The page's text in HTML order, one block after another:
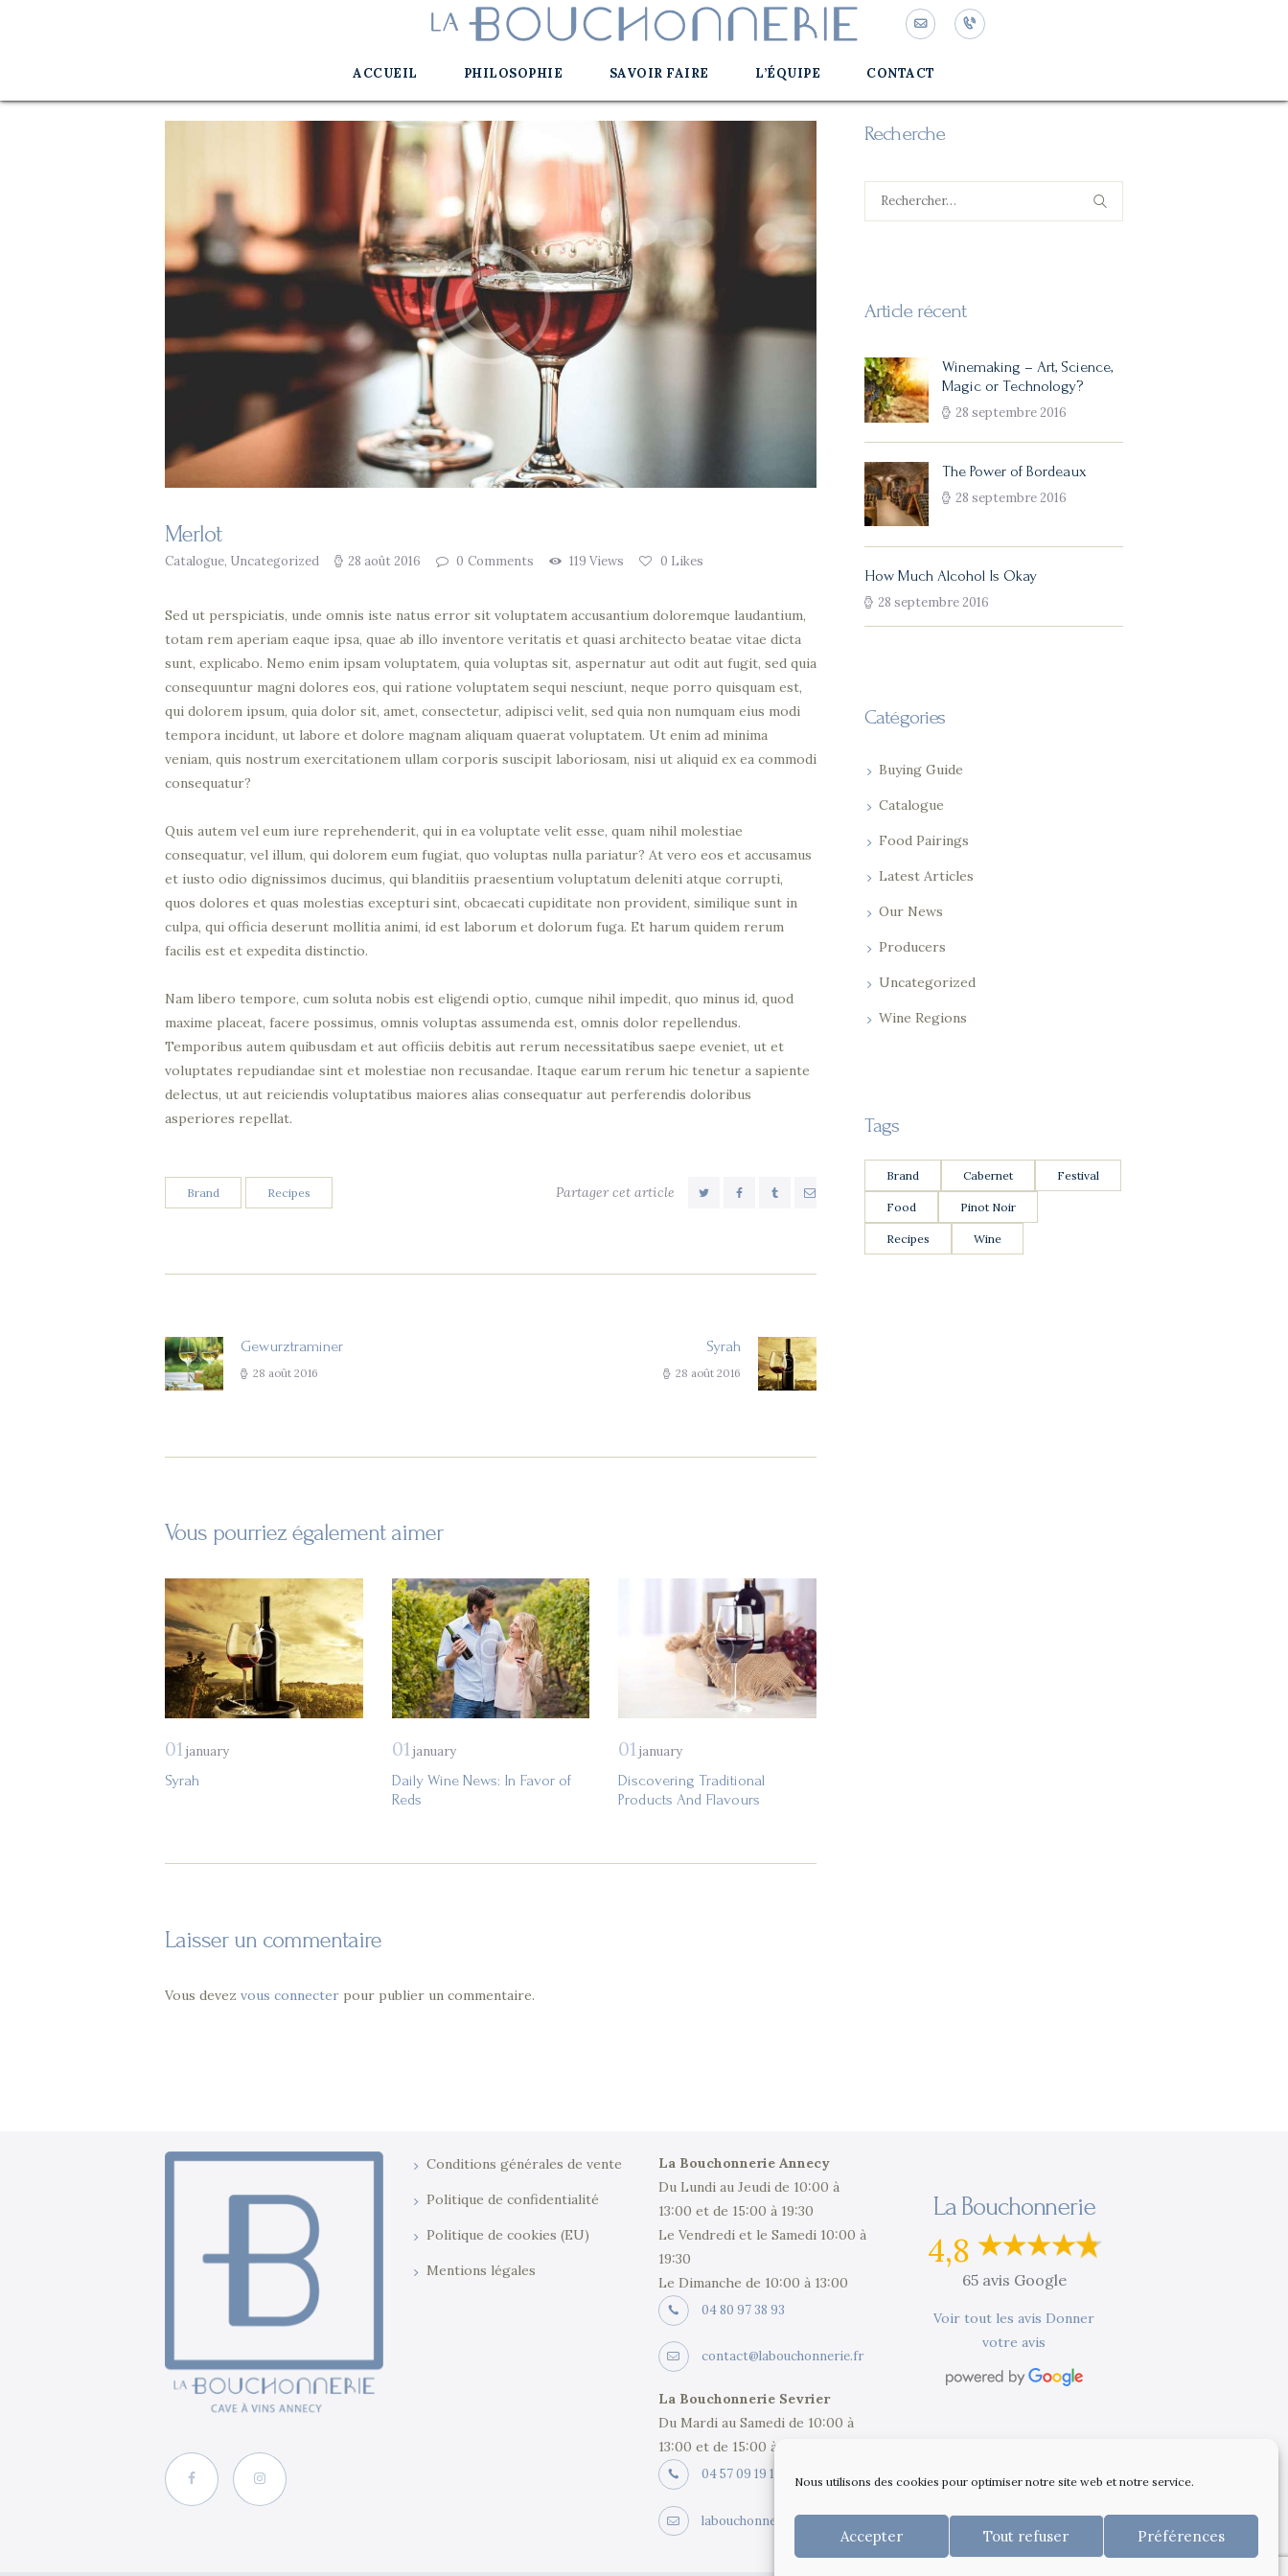
Nous utilisons des cookies pour optimiser notre site web et notre service.
Accepter Tout refuser Préférences
ACCUEIL PHILOSOPHIE SAVOIR FAIRE L’ÉQUIPE CONTACT
Savoir Faire
Merlot
Catalogue, Uncategorized 28 août 2016 0 Comments 119 Views 0 Likes
Sed ut perspiciatis, unde omnis iste natus error sit voluptatem accusantium doloremque laudantium,
totam rem aperiam eaque ipsa, quae ab illo inventore veritatis et quasi architecto beatae vitae dicta
sunt, explicabo. Nemo enim ipsam voluptatem, quia voluptas sit, aspernatur aut odit aut fugit, sed quia
consequuntur magni dolores eos, qui ratione voluptatem sequi nesciunt, neque porro quisquam est,
qui dolorem ipsum, quia dolor sit, amet, consectetur, adipisci velit, sed quia non numquam eius modi
tempora incidunt, ut labore et dolore magnam aliquam quaerat voluptatem. Ut enim ad minima
veniam, quis nostrum exercitationem ullam corporis suscipit laboriosam, nisi ut aliquid ex ea commodi
consequatur?
Quis autem vel eum iure reprehenderit, qui in ea voluptate velit esse, quam nihil molestiae
consequatur, vel illum, qui dolorem eum fugiat, quo voluptas nulla pariatur? At vero eos et accusamus
et iusto odio dignissimos ducimus, qui blanditiis praesentium voluptatum deleniti atque corrupti,
quos dolores et quas molestias excepturi sint, obcaecati cupiditate non provident, similique sunt in
culpa, qui officia deserunt mollitia animi, id est laborum et dolorum fuga. Et harum quidem rerum
facilis est et expedita distinctio.
Nam libero tempore, cum soluta nobis est eligendi optio, cumque nihil impedit, quo minus id, quod
maxime placeat, facere possimus, omnis voluptas assumenda est, omnis dolor repellendus.
Temporibus autem quibusdam et aut officiis debitis aut rerum necessitatibus saepe eveniet, ut et
voluptates repudiandae sint et molestiae non recusandae. Itaque earum rerum hic tenetur a sapiente
delectus, ut aut reiciendis voluptatibus maiores alias consequatur aut perferendis doloribus
asperiores repellat.
Brand Recipes Partager cet article
l’article
Previous
post:
Gewurztraminer
28 août 2016
Next
post:
Syrah
28 août 2016
Vous pourriez également aimer
01 january
Syrah
01 january
Daily Wine News: In Favor of
Reds
01 january
Discovering Traditional
Products And Flavours
Laisser un commentaire
Vous devez vous connecter pour publier un commentaire.
Recherche
Rechercher :
Article récent
Winemaking – Art, Science,
Magic or Technology?
28 septembre 2016
The Power of Bordeaux
28 septembre 2016
How Much Alcohol Is Okay
28 septembre 2016
Catégories
Buying Guide
Catalogue
Food Pairings
Latest Articles
Our News
Producers
Uncategorized
Wine Regions
Tags
Brand Cabernet Festival
Food Pinot Noir
Recipes Wine
Conditions générales de vente
Politique de confidentialité
Politique de cookies (EU)
Mentions légales
La Bouchonnerie Annecy
Du Lundi au Jeudi de 10:00 à
13:00 et de 15:00 à 19:30
Le Vendredi et le Samedi 10:00 à
19:30
Le Dimanche de 10:00 à 13:00
04 80 97 38 93
contact@labouchonnerie.fr
La Bouchonnerie Sevrier
Du Mardi au Samedi de 10:00 à
13:00 et de 15:00 à 19:30
04 57 09 19 19
labouchonneriesevrier@gmail.com
La Bouchonnerie
4,8
65 avis Google
Voir tout les avis Donner
votre avis